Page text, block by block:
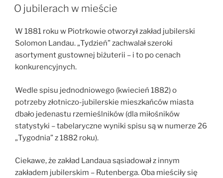
Karol
i
sprawa
o
pobicie
W
O jubilerach w mieście
W 1881 roku w Piotrkowie otworzył zakład jubilerski
Solomon Landau. „Tydzień” zachwalał szeroki
asortyment gustownej biżuterii – i to po cenach
konkurencyjnych.
Wedle spisu jednodniowego (kwiecień 1882) o
potrzeby złotniczo-jubilerskie mieszkańców miasta
dbało jedenastu rzemieślników (dla miłośników
statystyki – tabelaryczne wyniki spisu są w numerze 26
„Tygodnia” z 1882 roku).
Ciekawe, że zakład Landaua sąsiadował z innym
zakładem jubilerskim – Rutenberga. Oba mieściły się